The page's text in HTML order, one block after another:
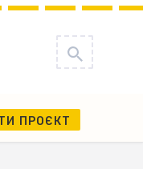
ПРОЄКТ